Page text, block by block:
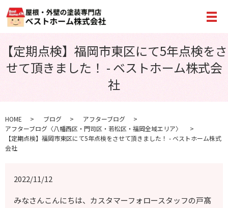
メ
【定期点検】福岡市東区にて5年点検をさ
せて頂きました！ - ベストホーム株式会
社
HOME ブログ
アフターブログ
アフターブログ〈八幡西区・門司区・若松区・福岡全域エリア〉
【定期点検】福岡市東区にて5年点検をさせて頂きました！ - ベストホーム株式
会社
2022/11/12
みなさんこんにちは、カスタマーフォロースタッフの戸髙